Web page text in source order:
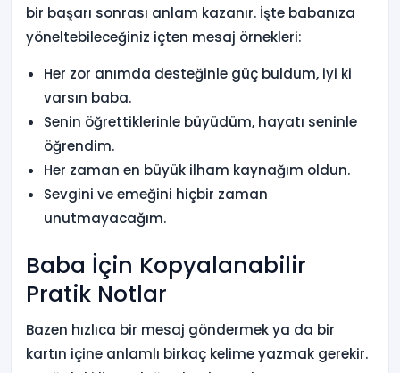
bir başarı sonrası anlam kazanır. İşte babanıza
yöneltebileceğiniz içten mesaj örnekleri:
Her zor anımda desteğinle güç buldum, iyi ki
varsın baba.
Senin öğrettiklerinle büyüdüm, hayatı seninle
öğrendim.
Her zaman en büyük ilham kaynağım oldun.
Sevgini ve emeğini hiçbir zaman
unutmayacağım.
Baba İçin Kopyalanabilir
Pratik Notlar
Bazen hızlıca bir mesaj göndermek ya da bir
kartın içine anlamlı birkaç kelime yazmak gerekir.